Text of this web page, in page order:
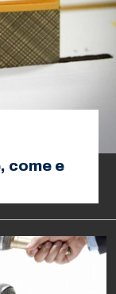
come e